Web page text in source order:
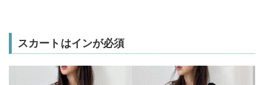
スカートはインが必須